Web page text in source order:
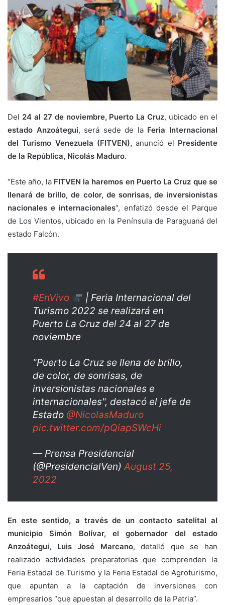
Del 24 al 27 de noviembre, Puerto La Cruz, ubicado en el
estado Anzoátegui, será sede de la Feria Internacional
del Turismo Venezuela (FITVEN), anunció el Presidente
de la República, Nicolás Maduro.
“Este año, la FITVEN la haremos en Puerto La Cruz que se
llenará de brillo, de color, de sonrisas, de inversionistas
nacionales e internacionales”, enfatizó desde el Parque
de Los Vientos, ubicado en la Península de Paraguaná del
estado Falcón.
#EnVivo
| Feria Internacional del
Turismo 2022 se realizará en
Puerto La Cruz del 24 al 27 de
noviembre
"Puerto La Cruz se llena de brillo,
de color, de sonrisas, de
inversionistas nacionales e
internacionales", destacó el jefe de
Estado @NicolasMaduro
pic.twitter.com/pQiapSWcHi
— Prensa Presidencial
(@PresidencialVen)August 25,
2022
En este sentido, a través de un contacto satelital al
municipio Simón Bolívar, el gobernador del estado
Anzoátegui, Luis José Marcano, detalló que se han
realizado actividades preparatorias que comprenden la
Feria Estadal de Turismo y la Feria Estadal de Agroturismo,
que apuntan a la captación de inversiones con
empresarios “que apuestan al desarrollo de la Patria”.